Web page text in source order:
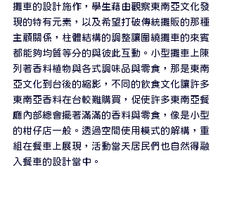
攤車的設計施作，學生藉由觀察東南亞文化發
現的特有元素，以及希望打破傳統攤販的那種
主顧關係，柱體結構的調整讓圍繞攤車的來賓
都能夠均質等分的與彼此互動。小型攤車上陳
列著香料植物與各式調味品與零食，那是東南
亞文化到台後的縮影，不同的飲食文化讓許多
東南亞香料在台較難購買，促使許多東南亞餐
廳內部總會擺著滿滿的香料與零食，像是小型
的柑仔店一般。透過空間使用模式的解構，重
組在餐車上展現，活動當天居民們也自然得融
入餐車的設計當中。⁣